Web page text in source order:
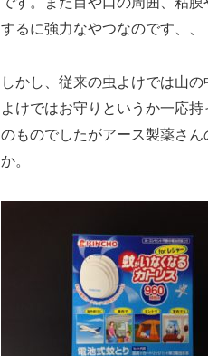
するに強力なやつなのです、、
しかし、従来の虫よけでは山
よけではお守りというか一応
のものでしたがアース製薬さ
か。